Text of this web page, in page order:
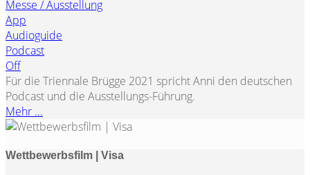
Messe / Ausstellung
App
Audioguide
Podcast
Off
Für die Triennale Brügge 2021 spricht Anni den deutschen
Podcast und die Ausstellungs-Führung.
Mehr ...
Wettbewerbsfilm | Visa